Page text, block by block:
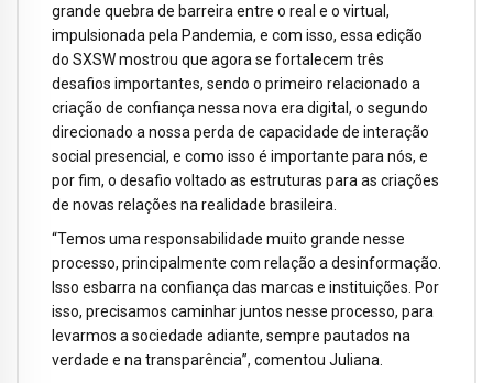
grande quebra de barreira entre o real e o virtual,
impulsionada pela Pandemia, e com isso, essa edição
do SXSW mostrou que agora se fortalecem três
desafios importantes, sendo o primeiro relacionado a
criação de confiança nessa nova era digital, o segundo
direcionado a nossa perda de capacidade de interação
social presencial, e como isso é importante para nós, e
por fim, o desafio voltado as estruturas para as criações
de novas relações na realidade brasileira.
“Temos uma responsabilidade muito grande nesse
processo, principalmente com relação a desinformação.
Isso esbarra na confiança das marcas e instituições. Por
isso, precisamos caminhar juntos nesse processo, para
levarmos a sociedade adiante, sempre pautados na
verdade e na transparência”, comentou Juliana.